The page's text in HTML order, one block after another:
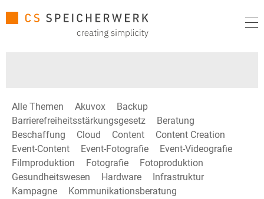
Alle Themen Akuvox
Backup
Barrierefreiheitsstärkungsgesetz
Beratung
Beschaffung
Cloud Content
Content Creation
Event-Content
Event-Fotografie
Event-Videografie
Filmproduktion
Fotografie
Fotoproduktion
Gesundheitswesen
Hardware
Infrastruktur
Kampagne
Kommunikationsberatung